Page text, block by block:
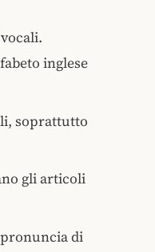
inglese
soprattutto
gli articoli
pronuncia di